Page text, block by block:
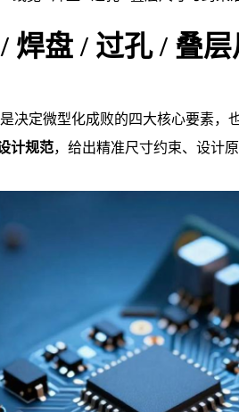
盘 / 过孔 / 叠层
决定微型化成败的四大核心要素，
计规范，给出精准尺寸约束、设计